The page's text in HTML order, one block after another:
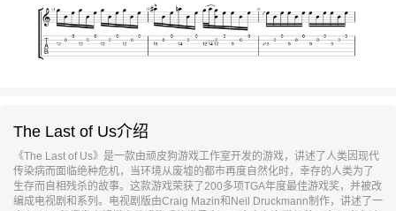
The Last of Us介绍
《The Last of Us》是一款由顽皮狗游戏工作室开发的游戏，讲述了人类因现代
传染病而面临绝种危机，当环境从废墟的都市再度自然化时，幸存的人类为了
生存而自相残杀的故事。这款游戏荣获了200多项TGA年度最佳游戏奖，并被改
编成电视剧和系列。电视剧版由Craig Mazin和Neil Druckmann制作，讲述了一